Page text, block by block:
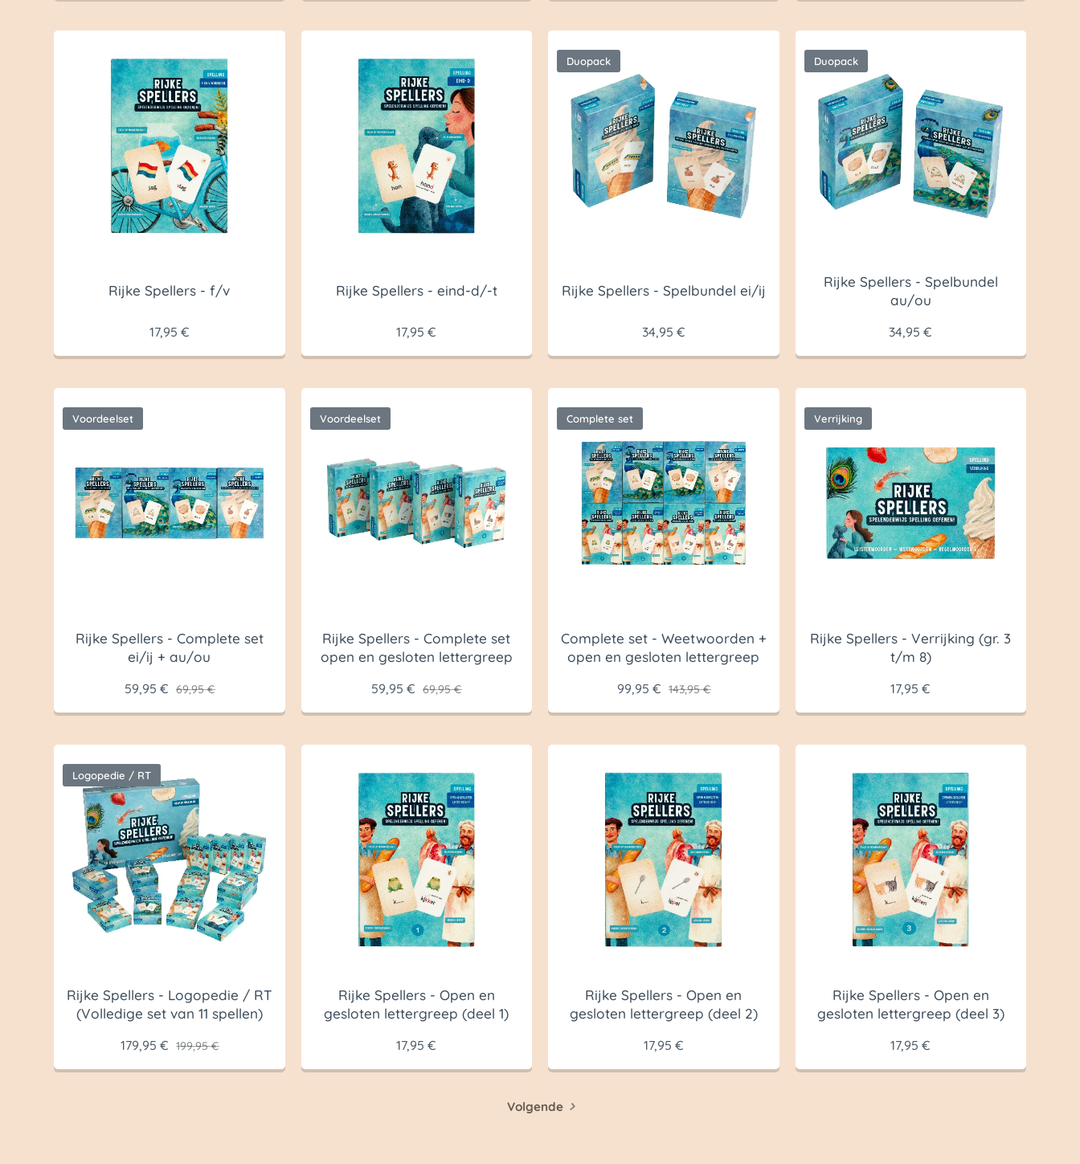
Rijke Spellers - f/v
17,95 €
Rijke Spellers - eind-d/-t
17,95 €
Rijke Spellers - Spelbundel ei/ij
Duopack
34,95 €
Rijke Spellers - Spelbundel
au/ou
Duopack
34,95 €
Rijke Spellers - Complete set
ei/ij + au/ou
Voordeelset
59,95 € 69,95€
Rijke Spellers - Complete set
open en gesloten lettergreep
Voordeelset
59,95 € 69,95€
Complete set - Weetwoorden +
open en gesloten lettergreep
Complete set
99,95 € 143,95€
Rijke Spellers - Verrijking (gr. 3
t/m 8)
Verrijking
17,95 €
Rijke Spellers - Logopedie / RT
(Volledige set van 11 spellen)
Logopedie / RT
179,95 € 199,95€
Rijke Spellers - Open en
gesloten lettergreep (deel 1)
17,95 €
Rijke Spellers - Open en
gesloten lettergreep (deel 2)
17,95 €
Rijke Spellers - Open en
gesloten lettergreep (deel 3)
17,95 €
Volgende